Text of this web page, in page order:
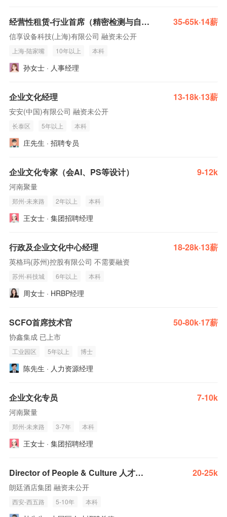
经营性租赁-行业首席（精密检测与自动化产线方向） 35-65k·14薪
信享设备科技(上海)有限公司 融资未公开
上海-陆家嘴 10年以上 本科
孙女士 · 人事经理
企业文化经理 13-18k·13薪
安安(中国)有限公司 融资未公开
长泰区 5年以上 本科
庄先生 · 招聘专员
企业文化专家（会AI、PS等设计） 9-12k
河南聚量
郑州-未来路 2年以上 本科
王女士 · 集团招聘经理
行政及企业文化中心经理 18-28k·13薪
英格玛(苏州)控股有限公司 不需要融资
苏州-科技城 6年以上 本科
周女士 · HRBP经理
SCFO首席技术官 50-80k·17薪
协鑫集成 已上市
工业园区 5年以上 博士
陈先生 · 人力资源经理
企业文化专员 7-10k
河南聚量
郑州-未来路 3-7年 本科
王女士 · 集团招聘经理
Director of People & Culture 人才及企业文化总监 20-25k
朗廷酒店集团 融资未公开
西安-西五路 5-10年 本科